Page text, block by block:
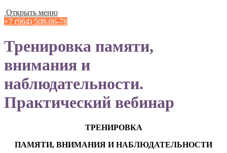
Открыть меню
+7 (964) 508-06-78
Тренировка памяти,
внимания и
наблюдательности.
Практический вебинар
ТРЕНИРОВКА
ПАМЯТИ, ВНИМАНИЯ И НАБЛЮДАТЕЛЬНОСТИ